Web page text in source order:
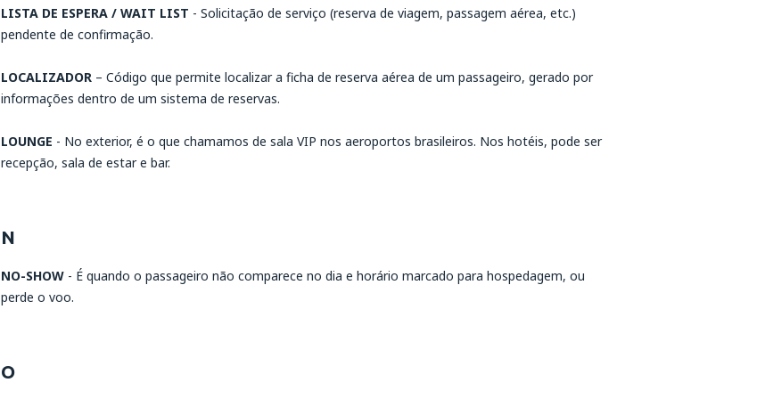
LISTA DE ESPERA / WAIT LIST - Solicitação de serviço (reserva de viagem, passagem aérea, etc.)
pendente de confirmação.
LOCALIZADOR – Código que permite localizar a ficha de reserva aérea de um passageiro, gerado por
informações dentro de um sistema de reservas.
LOUNGE - No exterior, é o que chamamos de sala VIP nos aeroportos brasileiros. Nos hotéis, pode ser
recepção, sala de estar e bar.
N
NO-SHOW - É quando o passageiro não comparece no dia e horário marcado para hospedagem, ou
perde o voo.
O